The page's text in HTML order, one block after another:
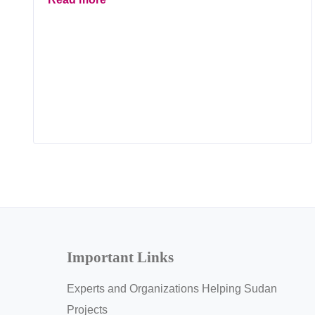
Important Links
Experts and Organizations Helping Sudan
Projects